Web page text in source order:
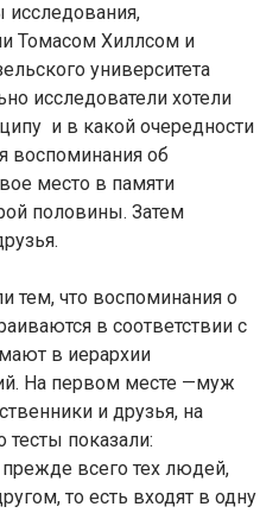
исследования,
Томасом Хиллсом и
университета
исследователи хотели
и в какой очередности
воспоминания об
место в памяти
половины. Затем
тем, что воспоминания о
в соответствии с
в иерархии
На первом месте —муж
и друзья, на
показали:
всего тех людей,
то есть входят в одну